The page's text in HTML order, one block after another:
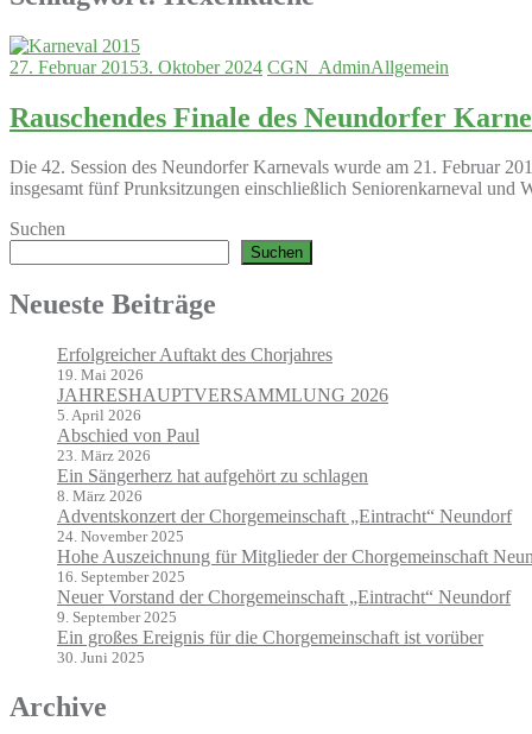
27. Februar 20153. Oktober 2024 CGN_AdminAllgemein
Rauschendes Finale des Neundorfer
Die 42. Session des Neundorfer Karnevals wurde am 21. Februar
insgesamt fünf Prunksitzungen einschließlich Seniorenkarneval und
Suchen
Suchen
Neueste Beiträge
Erfolgreicher Auftakt des Chorjahres
19. Mai 2026
JAHRESHAUPTVERSAMMLUNG 2026
5. April 2026
Abschied von Paul
23. März 2026
Ein Sängerherz hat aufgehört zu schlagen
8. März 2026
Adventskonzert der Chorgemeinschaft „Eintracht“ Neundorf
24. November 2025
Hohe Auszeichnung für Mitglieder der Chorgemeinschaft
16. September 2025
Neuer Vorstand der Chorgemeinschaft „Eintracht“ Neundorf
9. September 2025
Ein großes Ereignis für die Chorgemeinschaft ist vorüber
30. Juni 2025
Archive